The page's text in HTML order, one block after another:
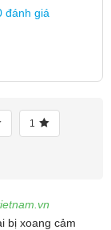
đánh giá
1
bị xoang cảm